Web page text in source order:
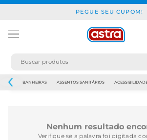
PEGUE SEU CUPOM!
JAPI BANHEIRAS ASSENTOS SANITÁRIOS
Nenhum resultado
Verifique se a palavra foi digitada